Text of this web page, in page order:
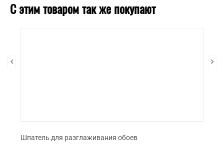
С этим товаром так же покупают
Шпатель для разглаживания обоев